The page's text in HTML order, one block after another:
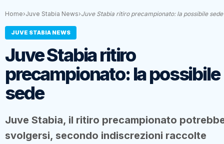
Home›Juve Stabia News›Juve Stabia ritiro precampionato: la possibile sede
JUVE STABIA NEWS
Juve Stabia ritiro
precampionato: la possibile
sede
Juve Stabia, il ritiro precampionato
svolgersi, secondo indiscrezioni raccolte